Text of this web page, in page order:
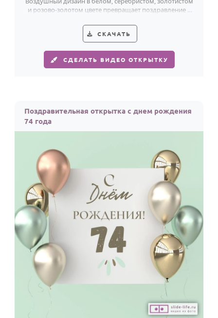
и розово-золотом цвете превращает поздравление с
СКАЧАТЬ
СДЕЛАТЬ ВИДЕО ОТКРЫТКУ
Поздравительная открытка с днем рождения
74 года